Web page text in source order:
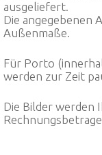
ausgeliefert.
Die angegebenen
Außenmaße.
Für Porto
werden zur Zeit
Die Bilder werden